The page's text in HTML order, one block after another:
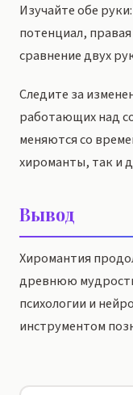
Изучайте обе
потенциал,
сравнение двух
Следите за
работающих над
меняются со
хироманты, так и
Вывод
Хиромантия
древнюю
психологии и
инструментом